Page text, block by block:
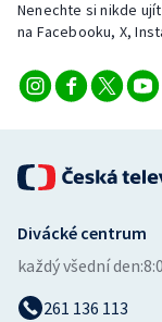
Nenechte si nikde
na Facebooku, X,
Divácké centrum
každý všední den:
261 136 113